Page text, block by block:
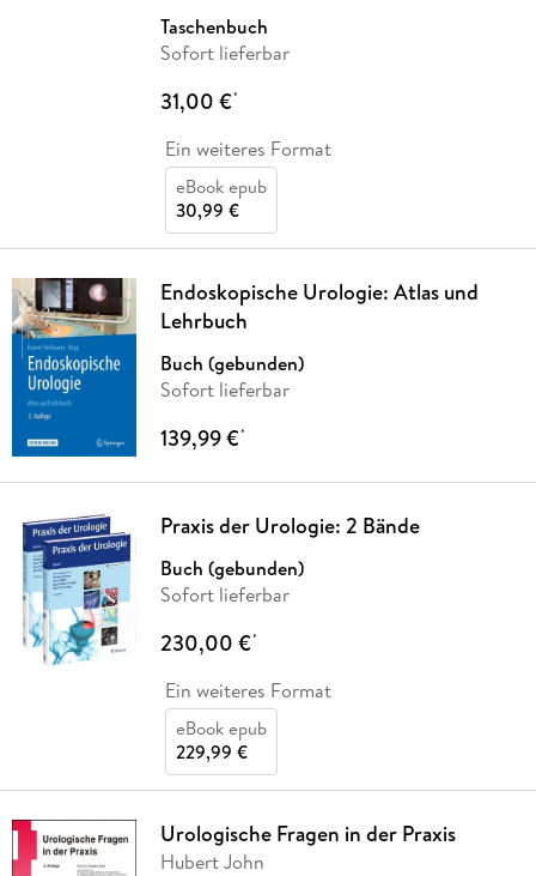
Taschenbuch
Sofort lieferbar
31,00 €*
Ein weiteres Format
eBook epub
30,99 €
Endoskopische Urologie: Atlas und
Lehrbuch
Buch (gebunden)
Sofort lieferbar
139,99 €*
Praxis der Urologie: 2 Bände
Buch (gebunden)
Sofort lieferbar
230,00 €*
Ein weiteres Format
eBook epub
229,99 €
Urologische Fragen in der Praxis
Hubert John